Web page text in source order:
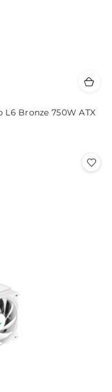
L6 Bronze 750W ATX